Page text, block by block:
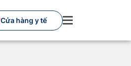
Cửa hàng y tế